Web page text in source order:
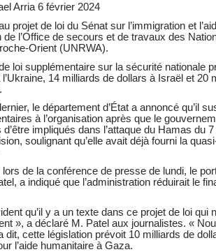
Arria 6 février 2024
projet de loi du Sénat sur l’immigration et
de l’Office de secours et de travaux des
Orient (UNRWA).
loi supplémentaire sur la sécurité nationale
l’Ukraine, 14 milliards de dollars à Israël et
le département d’État a annoncé qu’il
à l’organisation après que le
impliqués dans l’attaque du Hamas du
soulignant qu’elle avait déjà fourni la
lors de la conférence de presse de lundi, le
a indiqué que l’administration réduirait le
qu’il y a un texte dans ce projet de loi qui
», a déclaré M. Patel aux journalistes. «
dit, cette législation prévoit 10 milliards de
l’aide humanitaire à Gaza.